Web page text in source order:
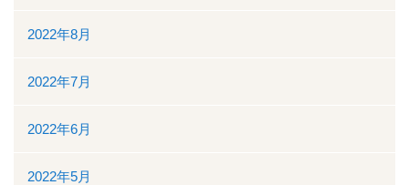
2022年8月
2022年7月
2022年6月
2022年5月